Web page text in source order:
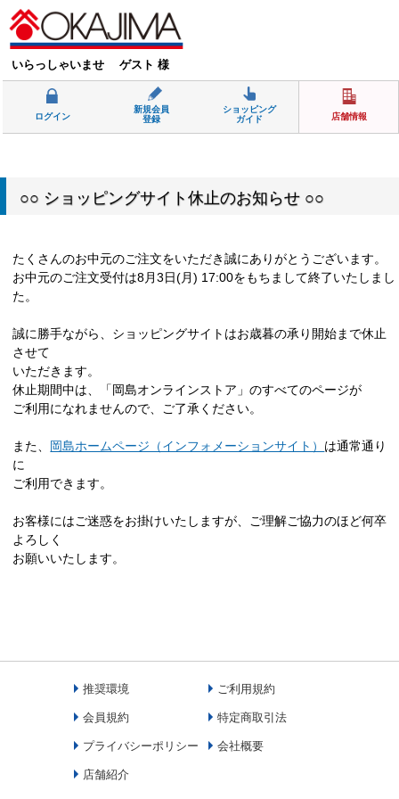
いらっしゃいませ ゲスト 様
ログイン
新規会員
登録
ショッピング
ガイド
店舗情報
○○ ショッピングサイト休止のお知らせ ○○
たくさんのお中元のご注文をいただき誠にありがとうございます。
お中元のご注文受付は8月3日(月) 17:00をもちまして終了いたしまし
た。
誠に勝手ながら、ショッピングサイトはお歳暮の承り開始まで休止
させて
いただきます。
休止期間中は、「岡島オンラインストア」のすべてのページが
ご利用になれませんので、ご了承ください。
また、 岡島ホームページ（インフォメーションサイト） は通常通り
に
ご利用できます。
お客様にはご迷惑をお掛けいたしますが、ご理解ご協力のほど何卒
よろしく
お願いいたします。
推奨環境 ご利用規約
会員規約 特定商取引法
プライバシーポリシー 会社概要
店舗紹介